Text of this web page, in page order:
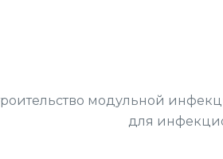
модульной
для